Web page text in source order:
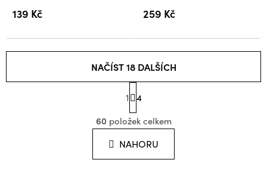
139 Kč 259 Kč
O
v
l
á
NAČÍST 18 DALŠÍCH
S
t
r
á
n
k
1
4
60 položek celkem
NAHORU